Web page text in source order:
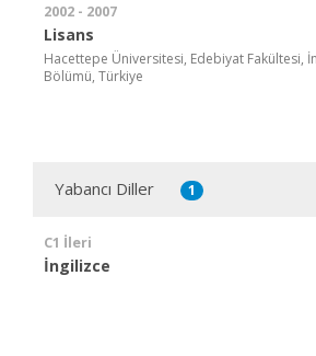
2002 - 2007
Lisans
Hacettepe Üniversitesi, Edebiyat Fakültesi,
Bölümü, Türkiye
Yabancı Diller 1
C1 İleri
İngilizce